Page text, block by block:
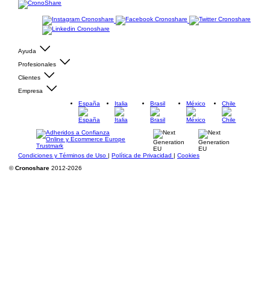
Ayuda
Profesionales
Clientes
Empresa
España
Italia Brasil México Chile
Condiciones y Términos de Uso | Política de Privacidad | Cookies
©Cronoshare 2012-2026